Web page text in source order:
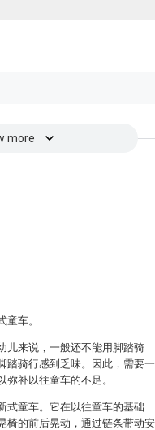
more
车。
儿来说，一般还不能用脚踏骑
踏骑行感到乏味。因此，需要一
补以往童车的不足。
式童车。它在以往童车的基础
椅的前后晃动，通过链条带动安